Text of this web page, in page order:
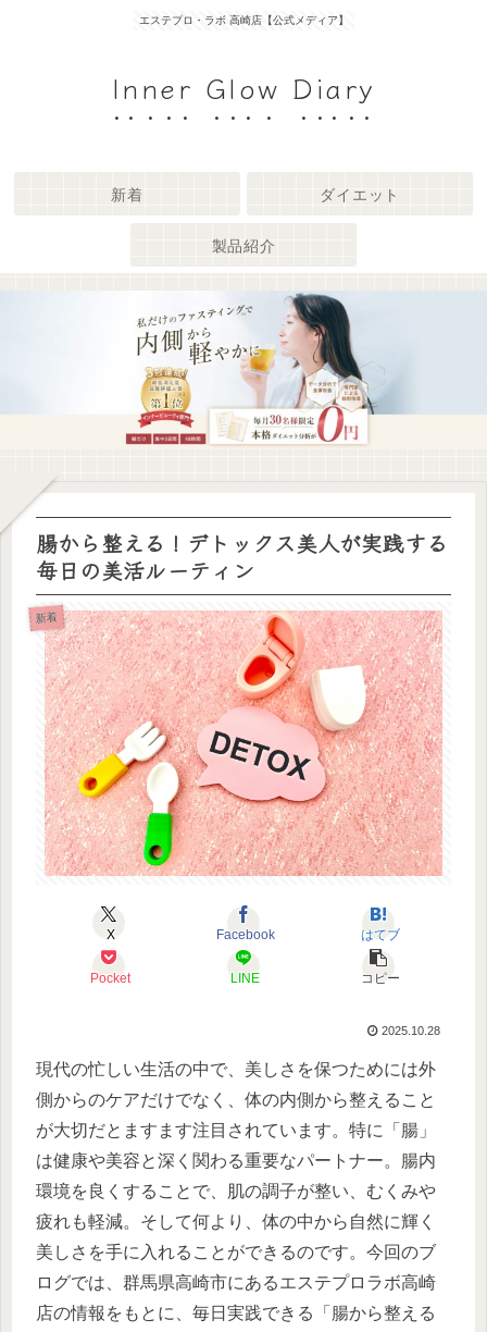
エステプロ・ラボ 高崎店【公式メディア】
Inner Glow Diary
新着 ダイエット
製品紹介
腸から整える！デトックス美人が実践する
毎日の美活ルーティン
新着
X Facebook はてブ
Pocket LINE コピー
2025.10.28
現代の忙しい生活の中で、美しさを保つためには外
側からのケアだけでなく、体の内側から整えること
が大切だとますます注目されています。特に「腸」
は健康や美容と深く関わる重要なパートナー。腸内
環境を良くすることで、肌の調子が整い、むくみや
疲れも軽減。そして何より、体の中から自然に輝く
美しさを手に入れることができるのです。今回のブ
ログでは、群馬県高崎市にあるエステプロラボ高崎
店の情報をもとに、毎日実践できる「腸から整える